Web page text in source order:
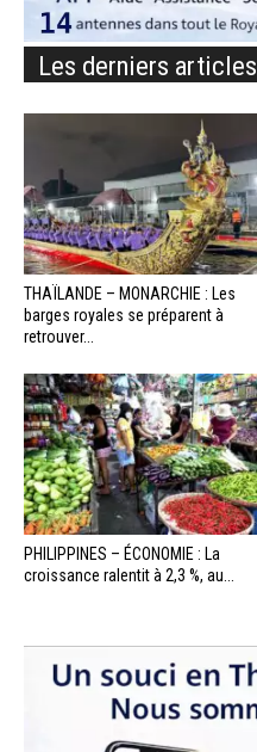
Les derniers articles
THAÏLANDE – MONARCHIE : Les
barges royales se préparent à
retrouver...
PHILIPPINES – ÉCONOMIE : La
croissance ralentit à 2,3 %, au...